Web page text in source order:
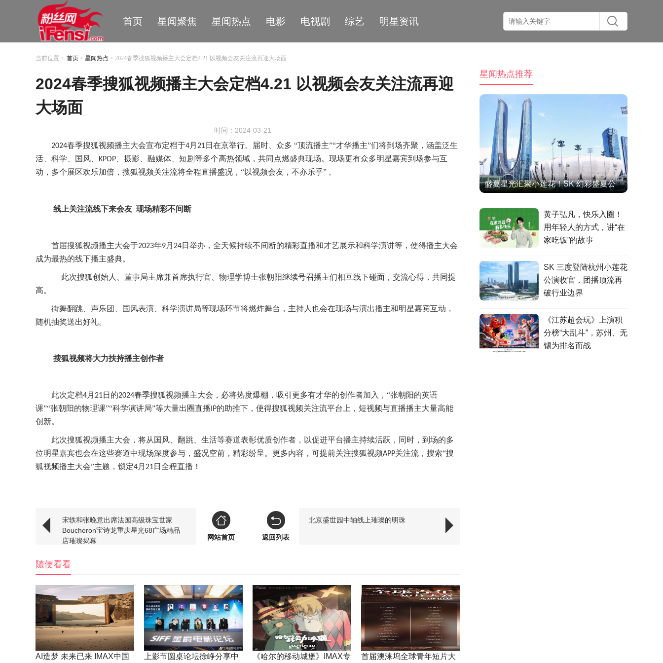
首页 星闻聚焦 星闻热点 电影 电视剧 综艺 明星资讯
当前位置： 首页 > 星闻热点 > 2024春季搜狐视频播主大会定档4.21 以视频会友关注流再迎大场面
2024春季搜狐视频播主大会定档4.21 以视频会友关注流再迎
大场面
时间：2024-03-21
2024春季搜狐视频播主大会宣布定档于4月 21日在京举行。届时、众多 “顶流播主”“才华播主”们将到场齐聚，涵盖泛生
活
科学、 国风、 KPOP 摄影、融媒体、 短剧等多个高热领域，共同点燃盛典现场。现场更有众多明星嘉宾到场参与互
动，多个展区欢乐加倍，搜狐视频关注流将全程直播盛况， “以视频会友，不亦乐乎” 。
线上关注流线下来会友 现场精彩不间断
首届搜狐视频播主大会于2023年9月 24日举办，全天候持续不间断的精彩直播和才艺展示和科学演讲等，使得播主大会
成为最热的线下播主盛典。
此次搜狐创始人、董事局主席兼首席执行官、物理学博士张朝阳继续号召播主们相互线下碰面，交流心得，共同提
高。
街舞翻跳、声乐团、国风表演、科学演讲局等现场环节将燃炸舞台，主持人也会在现场与演出播主和明星嘉宾互动，
随机抽奖送出好礼。
搜狐视频将大力扶持播主创作者
此次定档4月 21日的2024春季搜狐视频播主大会，必将热度爆棚，吸引更多有才华的创作者加入， “张朝阳的英语
课”“张朝阳的物理课”“科学演讲局”等大量出圈直播 IP的助推下，使得搜狐视频关注流平台上，短视频与直播播主大量高能
创新。
此次搜狐视频播主大会，将从国风、翻跳、生活等赛道表彰优质创作者，以促进平台播主持续活跃，同时，到场的多
位明星嘉宾也会在这些赛道中现场深度参与，盛况空前，精彩纷呈。更多内容，可提前关注搜狐视频APP关注流，搜索“搜
狐视频播主大会”主题，锁定4月 21日全程直播！
宋轶和张晚意出席法国高级珠宝世家
Boucheron宝诗龙重庆星光68广场精品
店璀璨揭幕
北京盛世园中轴线上璀璨的明珠
网站首页 返回列表
随便看看
AI造梦 未来已来 IMAX中国 上影节圆桌论坛徐峥分享中 《哈尔的移动城堡》IMAX专 首届澳涞坞全球青年短片大
星闻热点推荐
盛夏星光汇聚小莲花！SK 幻彩盛夏公
黄子弘凡，快乐入圈！
用年轻人的方式，讲“在
家吃饭”的故事
SK 三度登陆杭州小莲花
公演收官，团播顶流再
破行业边界
《江苏超会玩》上演积
分榜“大乱斗”，苏州、无
锡为排名而战